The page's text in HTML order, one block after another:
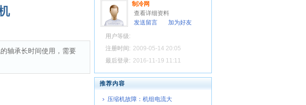
轴承长时间使用，需要
制冷网
查看详细资料
发送留言
加为好友
用户等级:
注册时间: 2009-05-14 20:05
最后登录: 2016-11-19 11:11
推荐内容
压缩机故障：机组电流大